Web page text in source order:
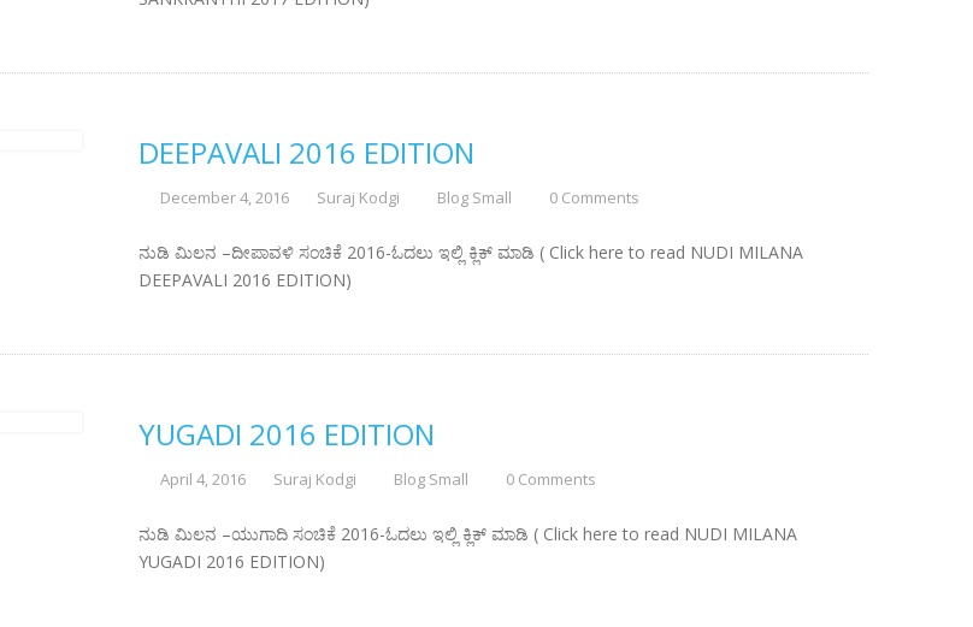
DEEPAVALI 2016 EDITION
December 4, 2016 Suraj Kodgi Blog Small 0 Comments
ನುಡಿ ಮಿಲನ –ದೀಪಾವಳಿ ಸಂಚಿಕೆ 2016-ಓದಲು ಇಲ್ಲಿ ಕ್ಲಿಕ್ ಮಾಡಿ ( Click here to read NUDI MILANA
DEEPAVALI 2016 EDITION)
YUGADI 2016 EDITION
April 4, 2016 Suraj Kodgi Blog Small 0 Comments
ನುಡಿ ಮಿಲನ –ಯುಗಾದಿ ಸಂಚಿಕೆ 2016-ಓದಲು ಇಲ್ಲಿ ಕ್ಲಿಕ್ ಮಾಡಿ ( Click here to read NUDI MILANA
YUGADI 2016 EDITION)